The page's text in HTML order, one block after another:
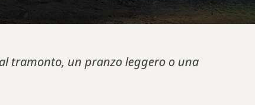
tramonto, un pranzo leggero o una